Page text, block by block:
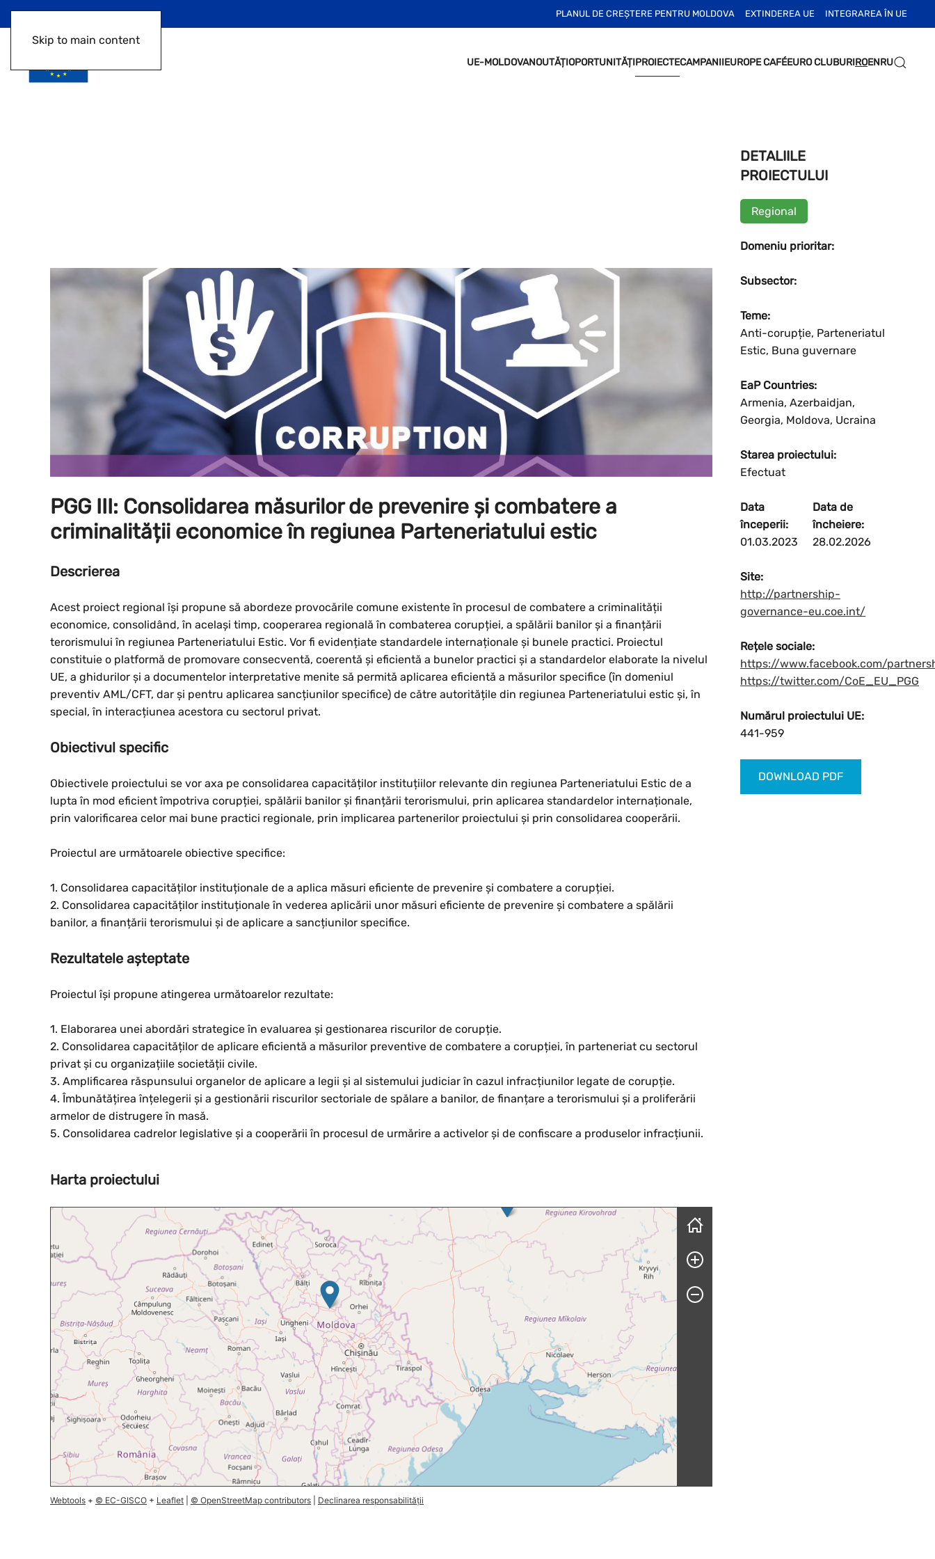
Skip to main content
PLANUL DE CREȘTERE PENTRU MOLDOVA EXTINDEREA UE INTEGRAREA ÎN UE
UE-MOLDOVANOUTĂȚIOPORTUNITĂȚIPROIECTECAMPANIIEUROPE CAFÉEURO CLUBURIROENRU
PGG III: Consolidarea măsurilor de prevenire și combatere a
criminalității economice în regiunea Parteneriatului estic
Descrierea
Acest proiect regional își propune să abordeze provocările comune existente în procesul de combatere a criminalității
economice, consolidând, în același timp, cooperarea regională în combaterea corupției, a spălării banilor și a finanțării
terorismului în regiunea Parteneriatului Estic. Vor fi evidențiate standardele internaționale și bunele practici. Proiectul
constituie o platformă de promovare consecventă, coerentă și eficientă a bunelor practici și a standardelor elaborate la nivelul
UE, a ghidurilor și a documentelor interpretative menite să permită aplicarea eficientă a măsurilor specifice (în domeniul
preventiv AML/CFT, dar și pentru aplicarea sancțiunilor specifice) de către autoritățile din regiunea Parteneriatului estic și, în
special, în interacțiunea acestora cu sectorul privat.
Obiectivul specific
Obiectivele proiectului se vor axa pe consolidarea capacităților instituțiilor relevante din regiunea Parteneriatului Estic de a
lupta în mod eficient împotriva corupției, spălării banilor și finanțării terorismului, prin aplicarea standardelor internaționale,
prin valorificarea celor mai bune practici regionale, prin implicarea partenerilor proiectului și prin consolidarea cooperării.
Proiectul are următoarele obiective specifice:
1. Consolidarea capacităților instituționale de a aplica măsuri eficiente de prevenire și combatere a corupției.
2. Consolidarea capacităților instituționale în vederea aplicării unor măsuri eficiente de prevenire și combatere a spălării
banilor, a finanțării terorismului și de aplicare a sancțiunilor specifice.
Rezultatele așteptate
Proiectul își propune atingerea următoarelor rezultate:
1. Elaborarea unei abordări strategice în evaluarea și gestionarea riscurilor de corupție.
2. Consolidarea capacităților de aplicare eficientă a măsurilor preventive de combatere a corupției, în parteneriat cu sectorul
privat și cu organizațiile societății civile.
3. Amplificarea răspunsului organelor de aplicare a legii și al sistemului judiciar în cazul infracțiunilor legate de corupție.
4. Îmbunătățirea înțelegerii și a gestionării riscurilor sectoriale de spălare a banilor, de finanțare a terorismului și a proliferării
armelor de distrugere în masă.
5. Consolidarea cadrelor legislative și a cooperării în procesul de urmărire a activelor și de confiscare a produselor infracțiunii.
Harta proiectului
Skip map
Micșorare
Webtools + © EC-GISCO + Leaflet © OpenStreetMap contributors Declinarea responsabilității
DETALIILE
PROIECTULUI
Regional
Domeniu prioritar:
Subsector:
Teme:
Anti-corupție, Parteneriatul
Estic, Buna guvernare
EaP Countries:
Armenia, Azerbaidjan,
Georgia, Moldova, Ucraina
Starea proiectului:
Efectuat
Data
începerii:
01.03.2023
Data de
încheiere:
28.02.2026
Site:
http://partnership-
governance-eu.coe.int/
Rețele sociale:
https://www.facebook.com/
https://twitter.com/CoE_EU_PGG
Numărul proiectului UE:
441-959
DOWNLOAD PDF